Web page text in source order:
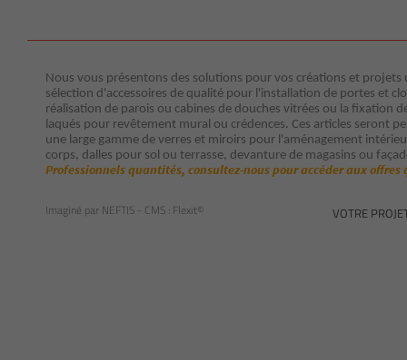
Nous vous présentons des solutions pour vos créations et projets
sélection d'accessoires de qualité pour l'installation de portes et
réalisation de parois ou cabines de douches vitrées ou la fixation
laqués pour revêtement mural ou crédences. Ces articles seront
une large gamme de verres et miroirs pour l'aménagement
corps, dalles pour sol ou terrasse, devanture de magasins ou
Professionnels quantités, consultez-nous pour accéder aux offres
Imaginé par NEFTIS - CMS : Flexit© VOTRE